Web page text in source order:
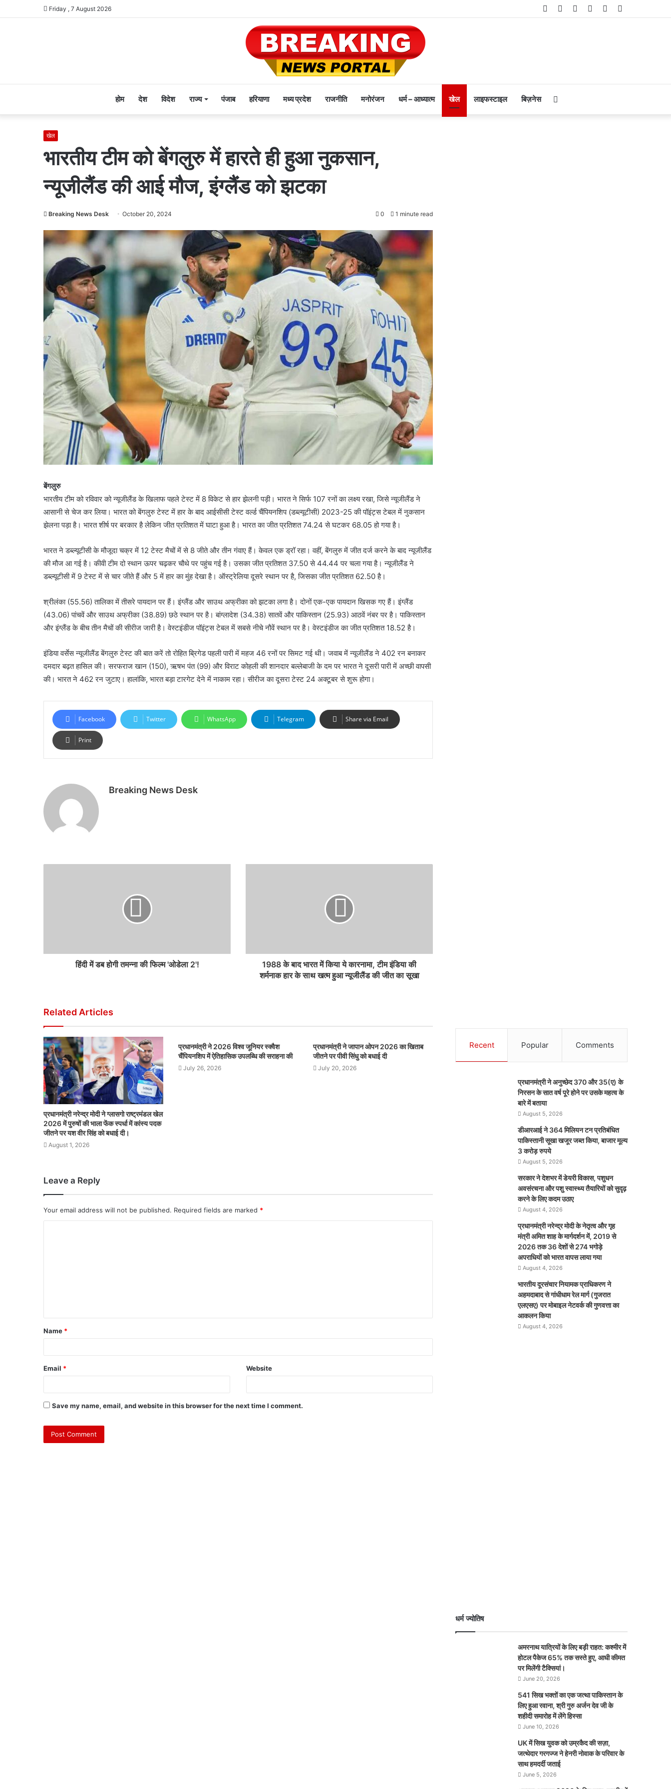
Friday , 7 August 2026 Telegram
Instagram
YouTube
Twitter
Facebook
होम देश विदेश राज्य पंजाब हरियाणा मध्य प्रदेश राजनीति मनोरंजन धर्म – आध्यात्म खेल लाइफस्टाइल बिज़नेस
खेल
भारतीय टीम को बेंगलुरु में हारते ही हुआ नुकसान,
न्यूजीलैंड की आई मौज, इंग्लैंड को झटका
Breaking News Desk October 20, 2024 0 1 minute read
बेंगलुरु
भारतीय टीम को रविवार को न्यूजीलैंड के खिलाफ पहले टेस्ट में 8 विकेट से हार झेलनी पड़ी। भारत ने सिर्फ 107 रनों का लक्ष्य रखा, जिसे न्यूजीलैंड ने
आसानी से चेज कर लिया। भारत को बेंगलुरु टेस्ट में हार के बाद आईसीसी टेस्ट वर्ल्ड चैंपियनशिप (डब्ल्यूटीसी) 2023-25 की पॉइंट्स टेबल में नुकसान
झेलना पड़ा है। भारत शीर्ष पर बरकार है लेकिन जीत प्रतिशत में घाटा हुआ है। भारत का जीत प्रतिशत 74.24 से घटकर 68.05 हो गया है।
भारत ने डब्ल्यूटीसी के मौजूदा चक्र में 12 टेस्ट मैचों में से 8 जीते और तीन गंवाए हैं। केवल एक ड्रॉ रहा। वहीं, बेंगलुरु में जीत दर्ज करने के बाद न्यूजीलैंड
की मौज आ गई है। कीवी टीम दो स्थान ऊपर चढ़कर चौथे पर पहुंच गई है। उसका जीत प्रतिशत 37.50 से 44.44 पर चला गया है। न्यूजीलैंड ने
डब्ल्यूटीसी में 9 टेस्ट में से चार जीते हैं और 5 में हार का मुंह देखा है। ऑस्ट्रेलिया दूसरे स्थान पर है, जिसका जीत प्रतिशत 62.50 है।
श्रीलंका (55.56) तालिका में तीसरे पायदान पर हैं। इंग्लैंड और साउथ अफ्रीका को झटका लगा है। दोनों एक-एक पायदान खिसक गए हैं। इंग्लैंड
(43.06) पांचवें और साउथ अफ्रीका (38.89) छठे स्थान पर है। बांग्लादेश (34.38) सातवें और पाकिस्तान (25.93) आठवें नंबर पर है। पाकिस्तान
और इंग्लैंड के बीच तीन मैचों की सीरीज जारी है। वेस्टइंडीज पॉइंट्स टेबल में सबसे नीचे नौवें स्थान पर है। वेस्टइंडीज का जीत प्रतिशत 18.52 है।
इंडिया वर्सेस न्यूजीलैंड बेंगलुरु टेस्ट की बात करें तो रोहित ब्रिगेड पहली पारी में महज 46 रनों पर सिमट गई थी। जवाब में न्यूजीलैंड ने 402 रन बनाकर
दमदार बढ़त हासिल की। सरफराज खान (150), ऋषभ पंत (99) और विराट कोहली की शानदार बल्लेबाजी के दम पर भारत ने दूसरी पारी में अच्छी वापसी
की। भारत ने 462 रन जुटाए। हालांकि, भारत बड़ा टारगेट देने में नाकाम रहा। सीरीज का दूसरा टेस्ट 24 अक्टूबर से शुरू होगा।
Facebook Twitter WhatsApp Telegram Share via Email
Print
Breaking News Desk
हिंदी में डब होगी तमन्ना की फिल्म 'ओडेला 2'!
1988 के बाद भारत में किया ये कारनामा, टीम इंडिया की
शर्मनाक हार के साथ खत्म हुआ न्यूजीलैंड की जीत का सूखा
Related Articles
प्रधानमंत्री नरेन्द्र मोदी ने ग्लासगो राष्ट्रमंडल खेल
2026 में पुरुषों की भाला फेंक स्पर्धा में कांस्य पदक
जीतने पर यश वीर सिंह को बधाई दी।
August 1, 2026
प्रधानमंत्री ने 2026 विश्व जूनियर स्क्वैश
चैंपियनशिप में ऐतिहासिक उपलब्धि की सराहना की
July 26, 2026
प्रधानमंत्री ने जापान ओपन 2026 का खिताब
जीतने पर पीवी सिंधु को बधाई दी
July 20, 2026
Leave a Reply
Your email address will not be published. Required fields are marked *
Name *
Email * Website
Save my name, email, and website in this browser for the next time I comment.
Recent Popular Comments
प्रधानमंत्री ने अनुच्छेद 370 और 35(ए) के
निरसन के सात वर्ष पूरे होने पर उसके महत्व के
बारे में बताया
August 5, 2026
डीआरआई ने 364 मिलियन टन प्रतिबंधित
पाकिस्तानी सूखा खजूर जब्त किया, बाजार मूल्य
3 करोड़ रुपये
August 5, 2026
सरकार ने देशभर में डेयरी विकास, पशुधन
अवसंरचना और पशु स्वास्थ्य तैयारियों को सुदृढ़
करने के लिए कदम उठाए
August 4, 2026
प्रधानमंत्री नरेन्द्र मोदी के नेतृत्व और गृह
मंत्री अमित शाह के मार्गदर्शन में, 2019 से
2026 तक 36 देशों से 274 भगोड़े
अपराधियों को भारत वापस लाया गया
August 4, 2026
भारतीय दूरसंचार नियामक प्राधिकरण ने
अहमदाबाद से गांधीधाम रेल मार्ग (गुजरात
एलएसए) पर मोबाइल नेटवर्क की गुणवत्ता का
आकलन किया
August 4, 2026
धर्म ज्योतिष
अमरनाथ यात्रियों के लिए बड़ी राहत: कश्मीर में
होटल पैकेज 65% तक सस्ते हुए, आधी कीमत
पर मिलेंगी टैक्सियां।
June 20, 2026
541 सिख भक्तों का एक जत्था पाकिस्तान के
लिए हुआ रवाना, श्री गुरु अर्जन देव जी के
शहीदी समारोह में लेंगे हिस्सा
June 10, 2026
UK में सिख युवक को उम्रकैद की सज़ा,
जत्थेदार गरगज्ज ने हेनरी नोवाक के परिवार के
साथ हमदर्दी जताई
June 5, 2026